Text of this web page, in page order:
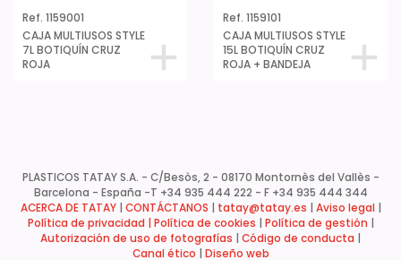
Ref. 1159001
CAJA MULTIUSOS STYLE
7L BOTIQUÍN CRUZ
ROJA
Ref. 1159101
CAJA MULTIUSOS STYLE
15L BOTIQUÍN CRUZ
ROJA + BANDEJA
PLASTICOS TATAY S.A. - C/Besòs, 2 - 08170 Montornès del Vallès -
Barcelona - España -T +34 935 444 222 - F +34 935 444 344
ACERCA DE TATAY| CONTÁCTANOS tatay@tatay.es Aviso legal
Política de privacidad | Política de cookies Política de gestión
Autorización de uso de fotografías
Código de conducta
Canal ético
Diseño web